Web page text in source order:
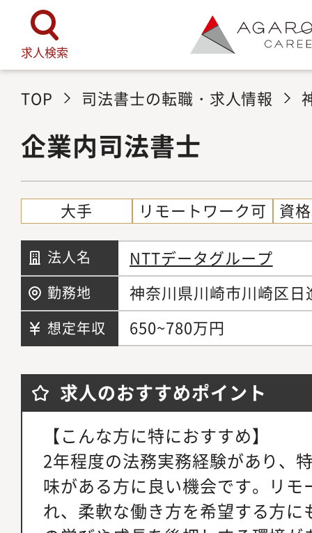
求人検索
TOP 司法書士の転職・求人情報
企業内司法書士
大手 リモートワーク可 資
法人名 NTTデータグループ
勤務地 神奈川県川崎市川崎区日
想定年収 650~780万円
求人のおすすめポイント
【こんな方に特におすすめ】
2年程度の法務実務経験があり、
味がある方に良い機会です。リ
れ、柔軟な働き方を希望する方